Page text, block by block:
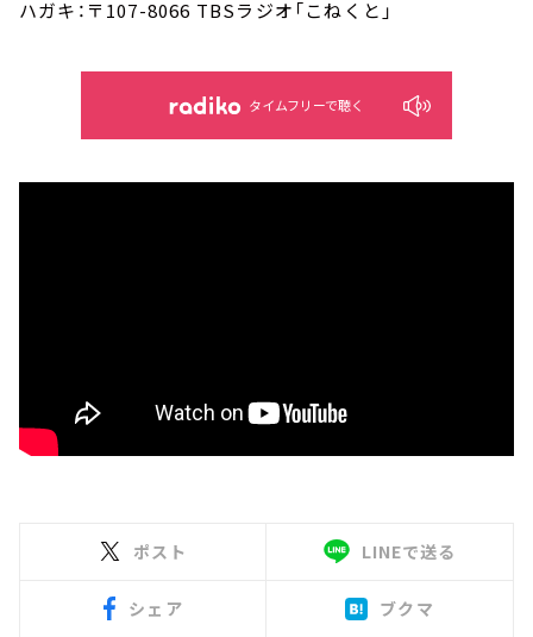
ハガキ：〒107-8066 TBSラジオ「こねくと」
タイムフリーで聴く
ポスト LINEで送る
シェア ブクマ